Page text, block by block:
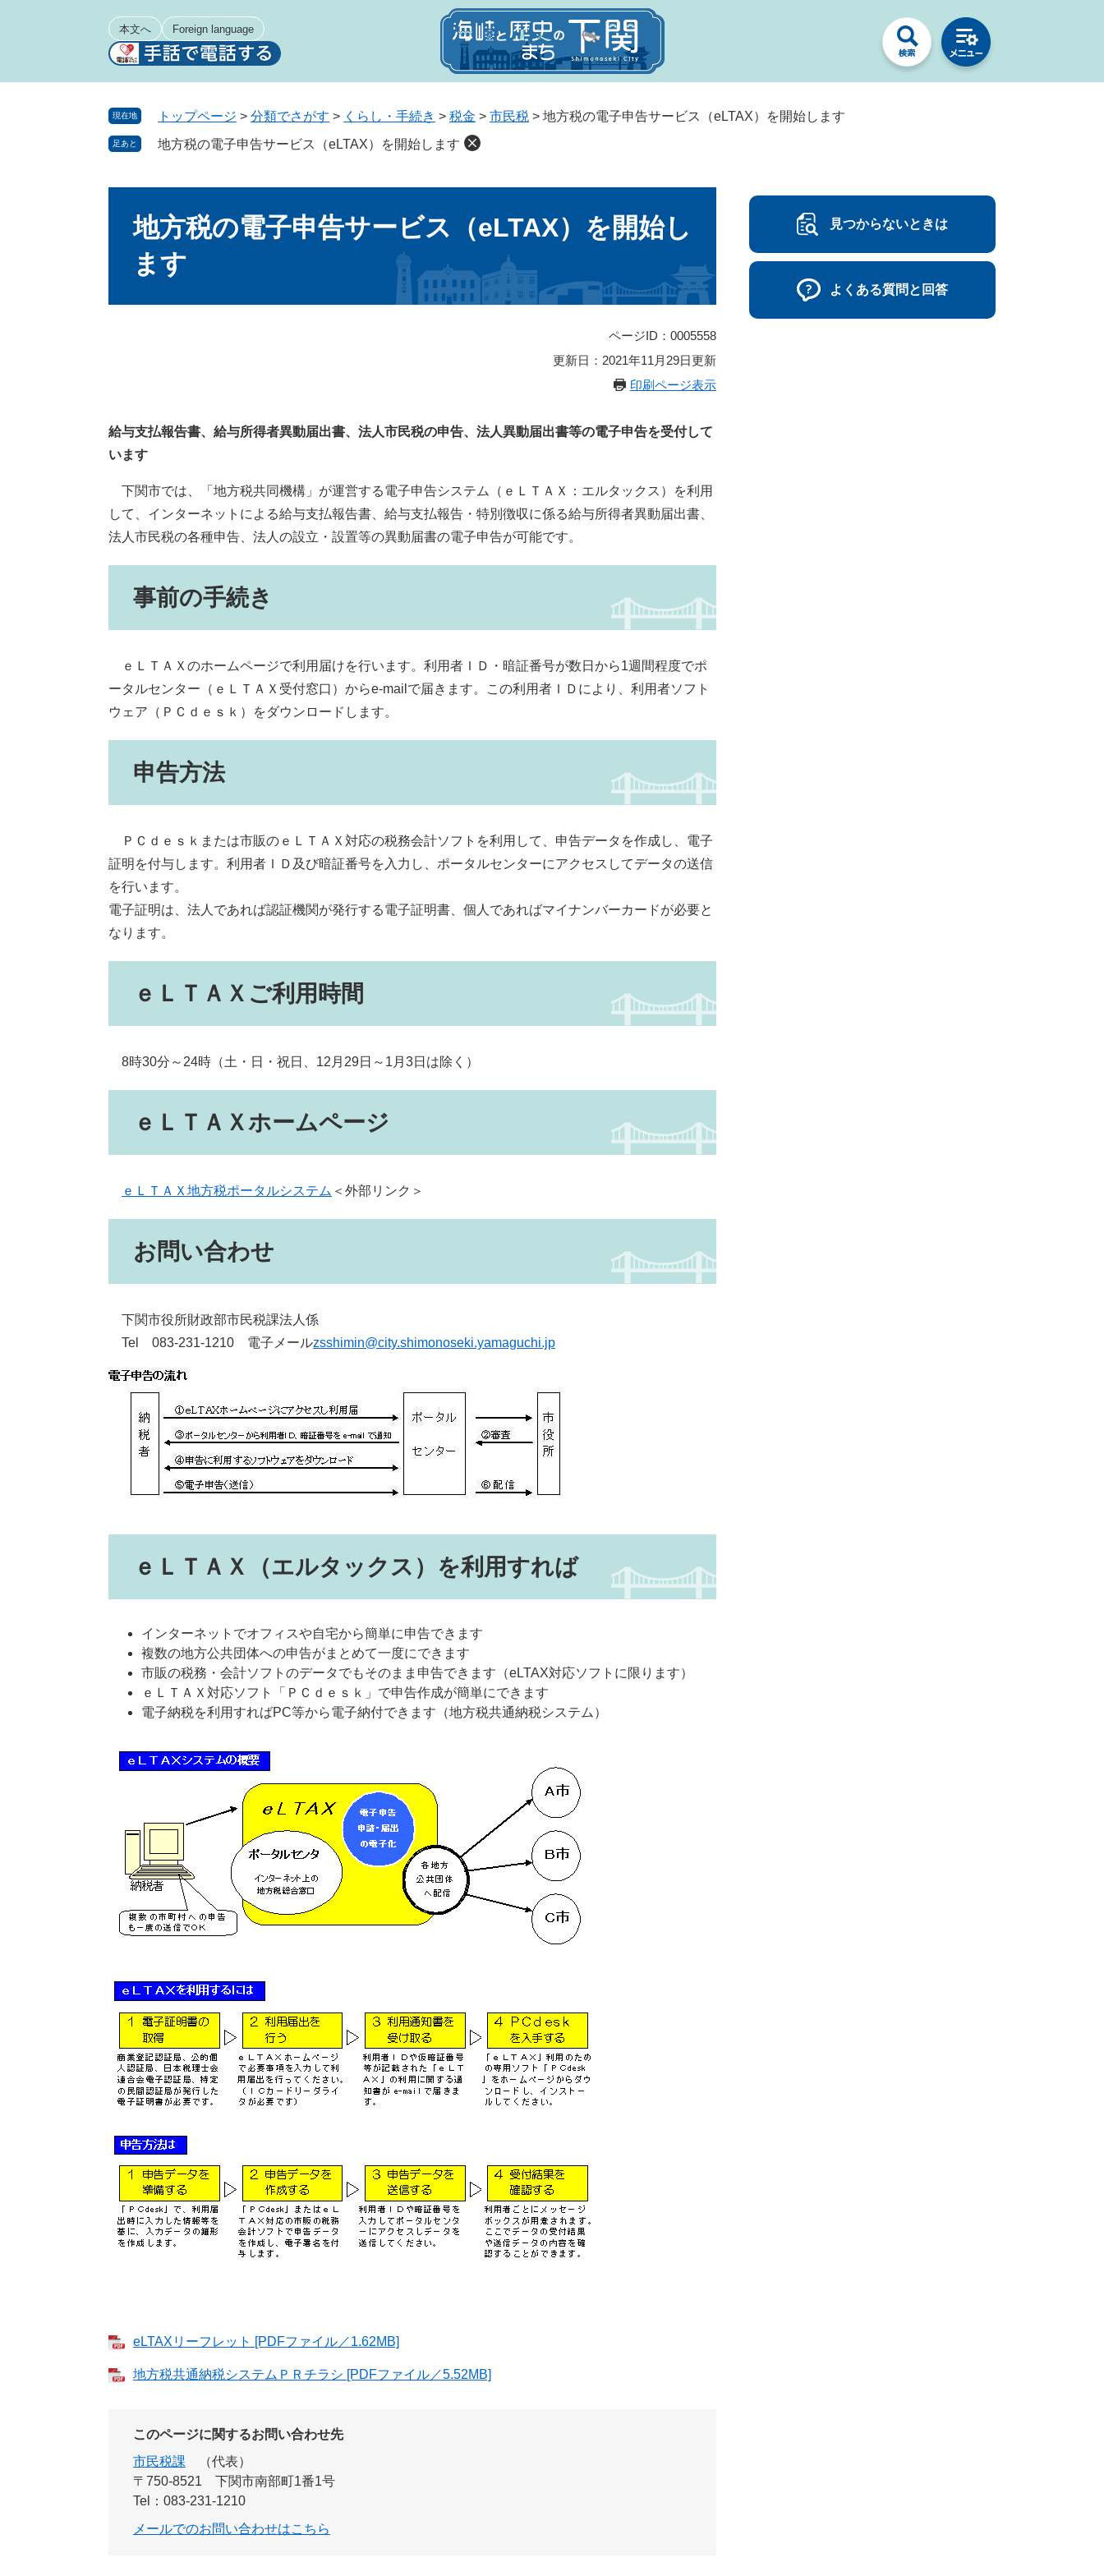
本文へ Foreign language
現在地 トップページ > 分類でさがす > くらし・手続き > 税金 > 市民税 > 地方税の電子申告サービス（eLTAX）を開始します
足あと 地方税の電子申告サービス（eLTAX）を開始します
地方税の電子申告サービス（eLTAX）を開始し
ます
ページID：0005558
更新日：2021年11月29日更新
印刷ページ表示
給与支払報告書、給与所得者異動届出書、 法人市民税の申告、法人異動届出書等の電子申告を受付して
います
下関市では、「地方税共同機構」が運営する電子申告システム（ｅＬＴＡＸ：エルタックス）を利用
して、インターネットによる給与支払報告書、給与支払報告・特別徴収に係る給与所得者異動届出書、
法人市民税の各種申告、法人の設立・設置等の異動届書の電子申告が可能です。
事前の手続き
ｅＬＴＡＸのホームページで利用届けを行います。利用者ＩＤ・暗証番号が数日から1週間程度でポ
ータルセンター（ｅＬＴＡＸ受付窓口）からe-mailで届きます。この利用者ＩＤにより、利用者ソフト
ウェア（ＰＣｄｅｓｋ）をダウンロードします。
申告方法
ＰＣｄｅｓｋまたは市販のｅＬＴＡＸ対応の税務会計ソフトを利用して、申告データを作成し、電子
証明を付与します。利用者ＩＤ及び暗証番号を入力し、ポータルセンターにアクセスしてデータの送信
を行います。
電子証明は、法人であれば認証機関が発行する電子証明書、個人であればマイナンバーカードが必要と
なります。
ｅＬＴＡＸご利用時間
8時30分～24時（土・日・祝日、12月29日～1月3日は除く）
ｅＬＴＡＸホームページ
ｅＬＴＡＸ地方税ポータルシステム ＜外部リンク＞
お問い合わせ
下関市役所財政部市民税課法人係
Tel 083-231-1210 電子メールzsshimin@city.shimonoseki.yamaguchi.jp
ｅＬＴＡＸ（エルタックス）を利用すれば
インターネットでオフィスや自宅から簡単に申告できます
複数の地方公共団体への申告がまとめて一度にできます
市販の税務・会計ソフトのデータでもそのまま申告できます（eLTAX対応ソフトに限ります）
ｅＬＴＡＸ対応ソフト「ＰＣｄｅｓｋ」で申告作成が簡単にできます
電子納税を利用すればPC等から電子納付できます（地方税共通納税システム）
eLTAXリーフレット [PDFファイル／1.62MB]
地方税共通納税システムＰＲチラシ [PDFファイル／5.52MB]
このページに関するお問い合わせ先
市民税課
代表
〒750-8521
下関市南部町1番1号
Tel：083-231-1210
メールでのお問い合わせはこちら
見つからないときは
よくある質問と回答